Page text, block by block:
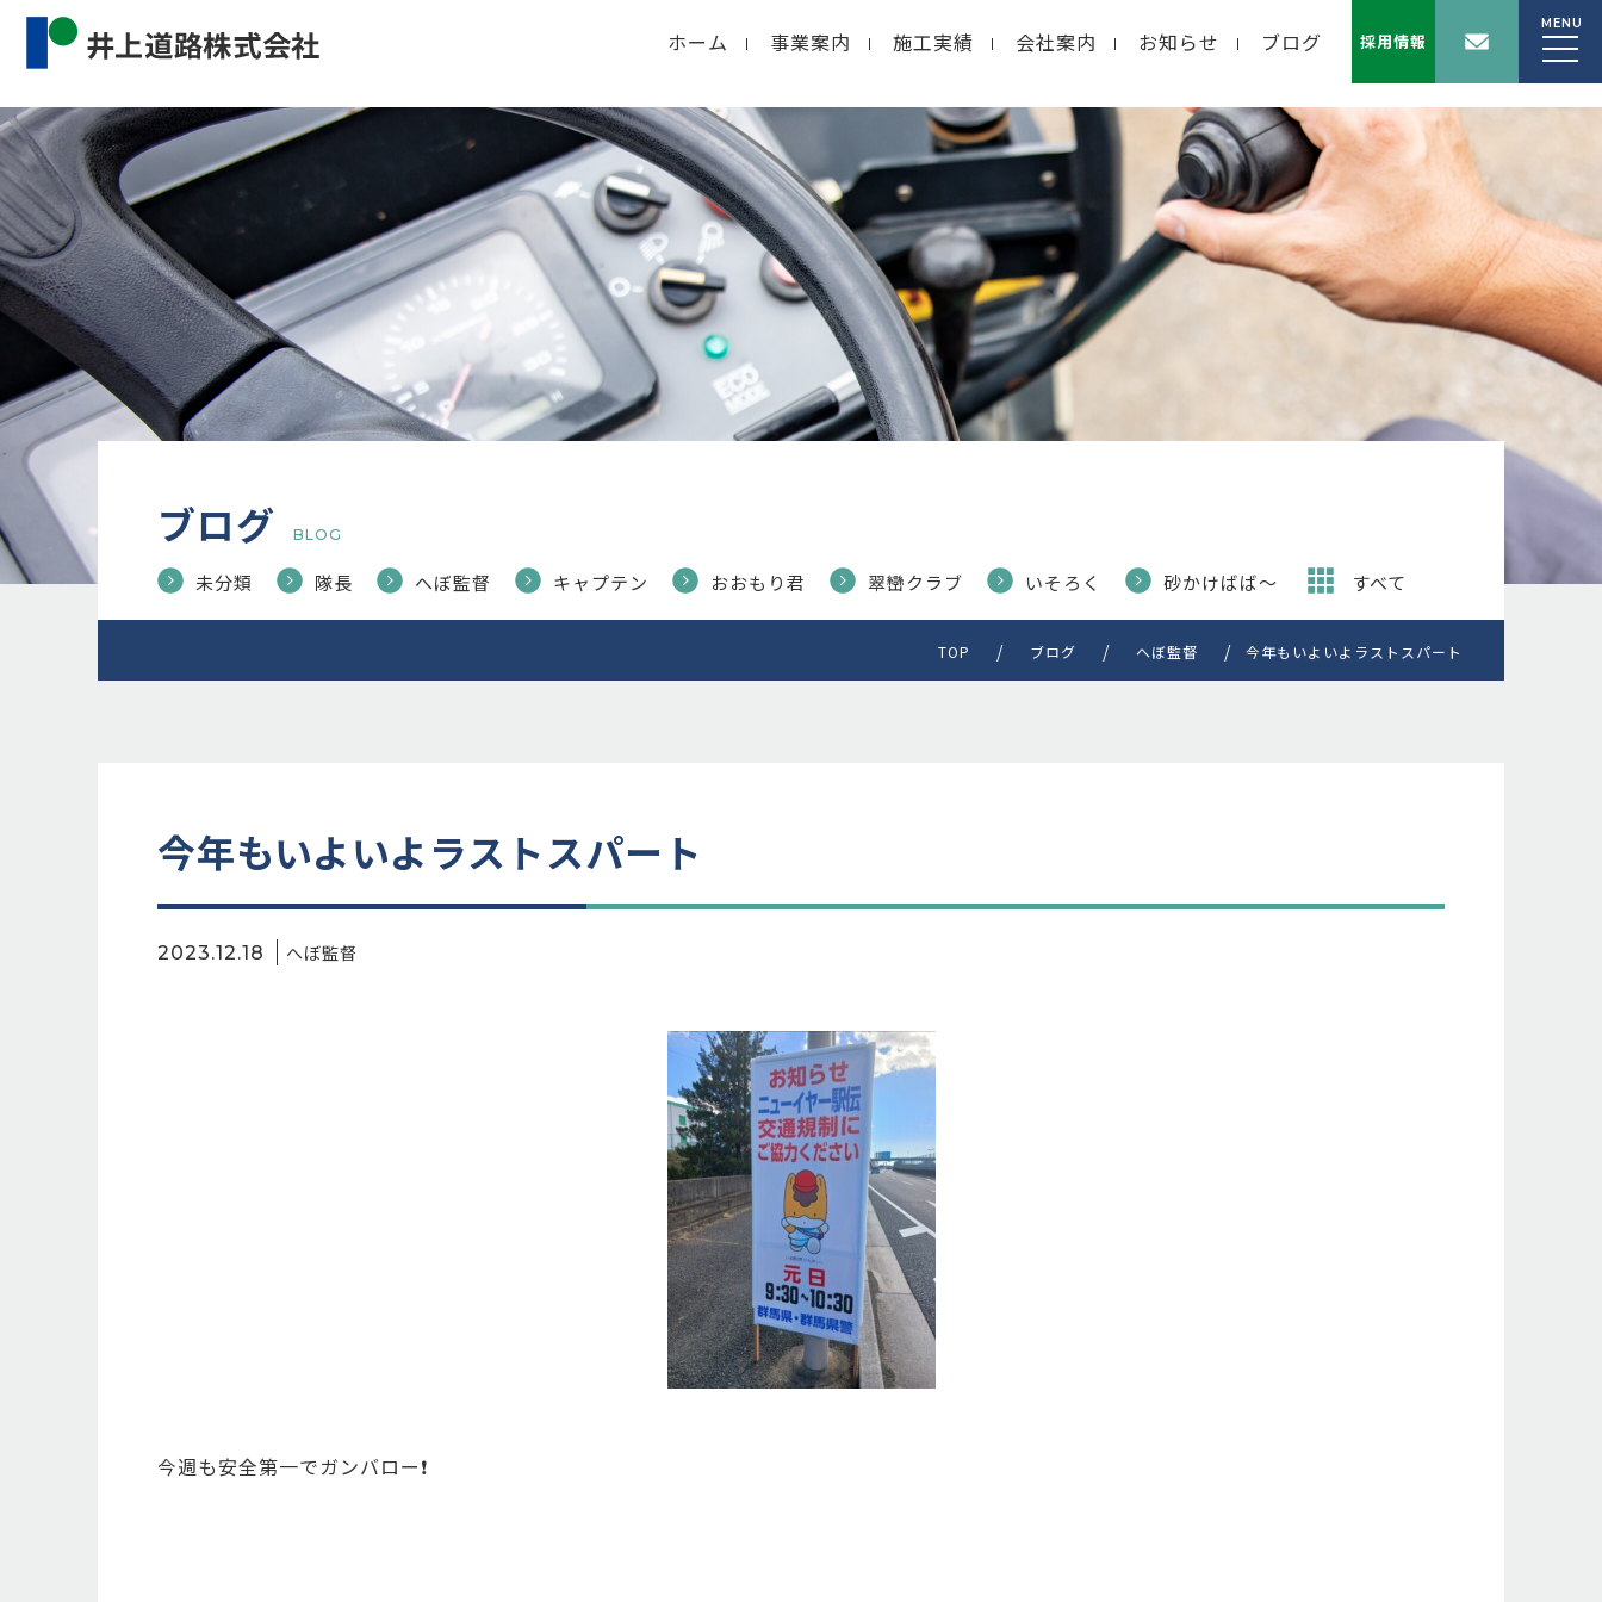
ホーム 事業案内 施工実績 会社案内 お知らせ ブログ 採用情報
MENU
Warning: Undefined property: WP_Error::$cat_name in
/home/macolab2/inouedoro.co.jp/public_html/wp-
content/themes/inourdoro_theme_2024/single.phpon line14
ブログ BLOG
未分類 隊長 へぼ監督 キャプテン おおもり君 翠巒クラブ いそろく 砂かけばば〜 すべて
TOP ブログ へぼ監督 今年もいよいよラストスパート
今年もいよいよラストスパート
2023.12.18 へぼ監督
今週も安全第一でガンバロー❗